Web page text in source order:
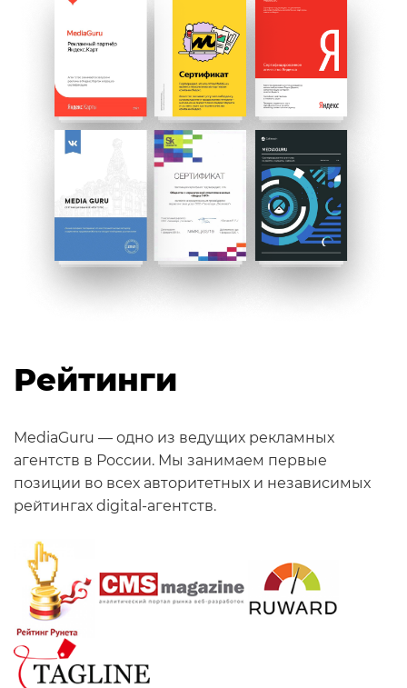
Рейтинги
MediaGuru — одно из ведущих рекламных
агентств в России. Мы занимаем первые
позиции во всех авторитетных и независимых
рейтингах digital-агентств.